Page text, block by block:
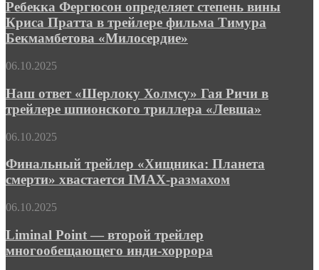
человек»
определяет
степень
вины
Криса
в
фильма
Тимура
Бекмамбетова
«Милосердие»
Ребекка Фергюсон определяет степень вины
Криса Пратта в трейлере фильма Тимура
Бекмамбетова «Милосердие»
Наш
«Шерлоку
Холмсу»
Гая
в
шпионского
триллера
06.10.2025
Наш ответ «Шерлоку Холмсу» Гая Ричи в
трейлере шпионского триллера «Левша»
Финальный
«Хищника:
смерти»
IMAX-
06.10.2025
Финальный трейлер «Хищника: Планета
смерти» хвастается IMAX-размахом
Liminal
—
второй
трейлер
06.10.2025
Liminal Point — второй трейлер
многообещающего инди-хоррора